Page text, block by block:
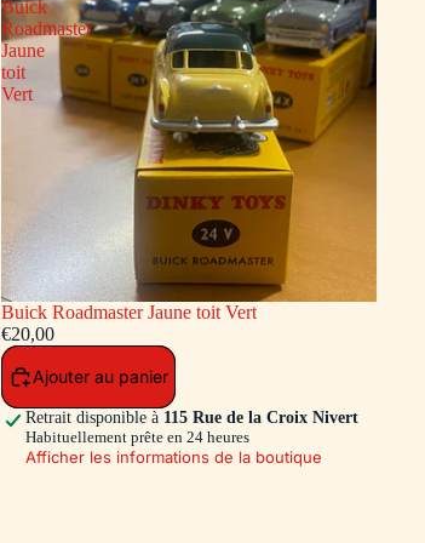
Buick
Roadmaster
Jaune
toit
Vert
Buick Roadmaster Jaune toit Vert
€20,00
Ajouter au panier
Retrait disponible à 115 Rue de la Croix Nivert
Habituellement prête en 24 heures
Afficher les informations de la boutique